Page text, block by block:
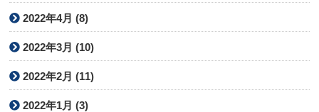
2022年4月 (8)
2022年3月 (10)
2022年2月 (11)
2022年1月 (3)